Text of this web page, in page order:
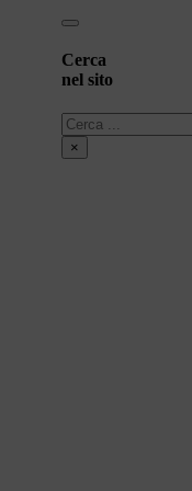
Cerca
nel sito
Cerca
×